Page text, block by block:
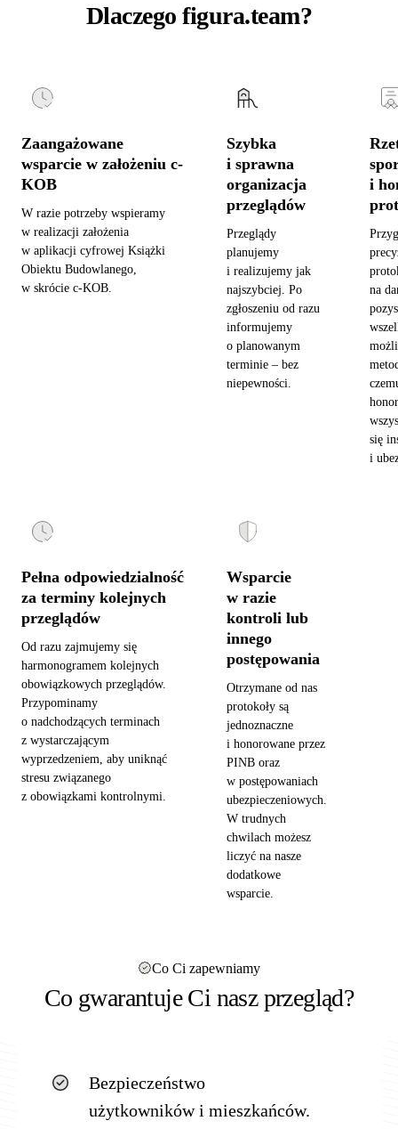
Dlaczego figura.team?
Zaangażowane
wsparcie w założeniu c-
KOB
W razie potrzeby wspieramy
w realizacji założenia
w aplikacji cyfrowej Książki
Obiektu Budowlanego,
w skrócie c-KOB.
Szybka
i sprawna
organizacja
przeglądów
Przeglądy
planujemy
i realizujemy jak
najszybciej. Po
zgłoszeniu od razu
informujemy
o planowanym
terminie – bez
niepewności.
i
na
się
i
Pełna odpowiedzialność
za terminy kolejnych
przeglądów
Od razu zajmujemy się
harmonogramem kolejnych
obowiązkowych przeglądów.
Przypominamy
o nadchodzących terminach
z wystarczającym
wyprzedzeniem, aby uniknąć
stresu związanego
z obowiązkami kontrolnymi.
Wsparcie
w razie
kontroli lub
innego
postępowania
Otrzymane od nas
protokoły są
jednoznaczne
i honorowane przez
PINB oraz
w postępowaniach
ubezpieczeniowych.
W trudnych
chwilach możesz
liczyć na nasze
dodatkowe
wsparcie.
Co Ci zapewniamy
Co gwarantuje Ci nasz przegląd?
Bezpieczeństwo
użytkowników i mieszkańców.